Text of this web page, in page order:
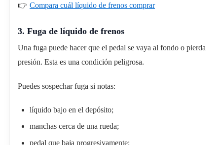
👉 Compara cuál líquido de frenos comprar
3. Fuga de líquido de frenos
Una fuga puede hacer que el pedal se vaya al fondo o pierda
presión. Esta es una condición peligrosa.
Puedes sospechar fuga si notas:
líquido bajo en el depósito;
manchas cerca de una rueda;
pedal que baja progresivamente;